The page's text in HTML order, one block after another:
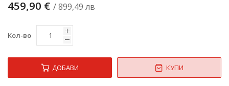
459,90 € / 899,49 лв
Кол-во
ДОБАВИ КУПИ